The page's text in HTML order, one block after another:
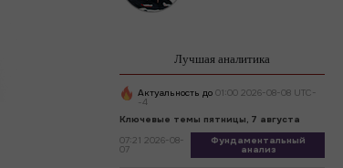
Лучшая аналитика
Актуальность до 01:00 2026-08-08 UTC-
-4
Ключевые темы пятницы, 7 августа
07:21 2026-08-
07
Фундаментальный
анализ